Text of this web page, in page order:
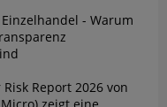
- Warum
Report 2026 von